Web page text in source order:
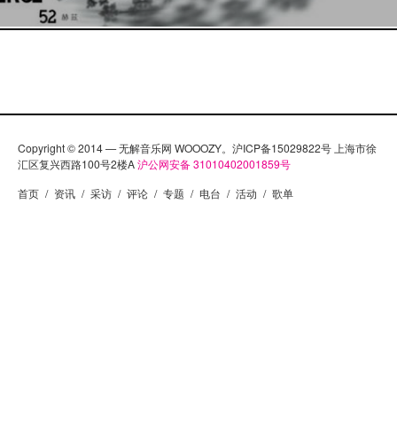
Copyright © 2014 — 无解音乐网 WOOOZY。沪ICP备15029822号 上海市徐
汇区复兴西路100号2楼A沪公网安备 31010402001859号
首页 / 资讯 / 采访 / 评论 / 专题 / 电台 / 活动 / 歌单